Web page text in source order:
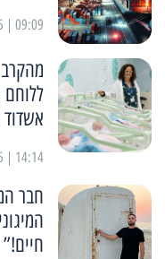
09:09 | 28/03/2025
אשדוד
14:14 | 27/03/2025
חבר
חיים!”